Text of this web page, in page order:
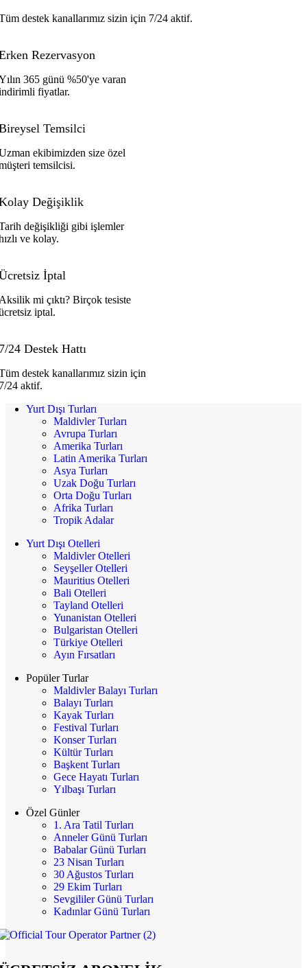
destek kanallarımız sizin için 7/24 aktif.
Rezervasyon
365 günü %50'ye varan
fiyatlar.
Temsilci
ekibimizden size özel
temsilcisi.
Değişiklik
değişikliği gibi işlemler
ve kolay.
İptal
mi çıktı? Birçok tesiste
iptal.
24 Destek Hattı
destek kanallarımız sizin için
24 aktif.
Yurt Dışı Turları
Maldivler Turları
Avrupa Turları
Amerika Turları
Latin Amerika Turları
Asya Turları
Uzak Doğu Turları
Orta Doğu Turları
Afrika Turları
Tropik Adalar
Yurt Dışı Otelleri
Maldivler Otelleri
Seyşeller Otelleri
Mauritius Otelleri
Bali Otelleri
Tayland Otelleri
Yunanistan Otelleri
Bulgaristan Otelleri
Türkiye Otelleri
Ayın Fırsatları
Popüler Turlar
Maldivler Balayı Turları
Balayı Turları
Kayak Turları
Festival Turları
Konser Turları
Kültür Turları
Başkent Turları
Gece Hayatı Turları
Yılbaşı Turları
Özel Günler
1. Ara Tatil Turları
Anneler Günü Turları
Babalar Günü Turları
23 Nisan Turları
30 Ağustos Turları
29 Ekim Turları
Sevgililer Günü Turları
Kadınlar Günü Turları